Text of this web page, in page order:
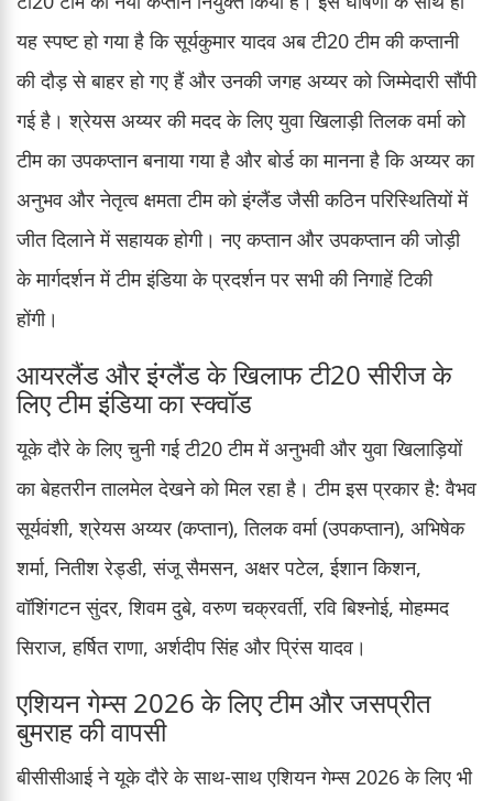
यह स्पष्ट हो गया है कि सूर्यकुमार यादव अब टी20 टीम की कप्तानी
की दौड़ से बाहर हो गए हैं और उनकी जगह अय्यर को जिम्मेदारी सौंपी
गई है। श्रेयस अय्यर की मदद के लिए युवा खिलाड़ी तिलक वर्मा को
टीम का उपकप्तान बनाया गया है और बोर्ड का मानना है कि अय्यर का
अनुभव और नेतृत्व क्षमता टीम को इंग्लैंड जैसी कठिन परिस्थितियों में
जीत दिलाने में सहायक होगी। नए कप्तान और उपकप्तान की जोड़ी
के मार्गदर्शन में टीम इंडिया के प्रदर्शन पर सभी की निगाहें टिकी
होंगी।
आयरलैंड और इंग्लैंड के खिलाफ टी20 सीरीज के
लिए टीम इंडिया का स्क्वॉड
यूके दौरे के लिए चुनी गई टी20 टीम में अनुभवी और युवा खिलाड़ियों
का बेहतरीन तालमेल देखने को मिल रहा है। टीम इस प्रकार है: वैभव
सूर्यवंशी, श्रेयस अय्यर (कप्तान), तिलक वर्मा (उपकप्तान), अभिषेक
शर्मा, नितीश रेड्डी, संजू सैमसन, अक्षर पटेल, ईशान किशन,
वॉशिंगटन सुंदर, शिवम दुबे, वरुण चक्रवर्ती, रवि बिश्नोई, मोहम्मद
सिराज, हर्षित राणा, अर्शदीप सिंह और प्रिंस यादव।
एशियन गेम्स 2026 के लिए टीम और जसप्रीत
बुमराह की वापसी
बीसीसीआई ने यूके दौरे के साथ-साथ एशियन गेम्स 2026 के लिए भी